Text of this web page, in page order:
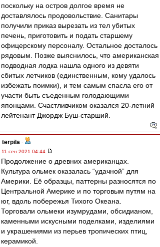
поскольку на остров долгое время не
доставлялось продовольствие. Санитары
получили приказ вырезать из тел убитых
печень, приготовить и подать старшему
офицерскому персоналу. Остальное досталось
рядовым. Позже выяснилось, что американская
подводная лодка нашла одного из девяти
сбитых летчиков (единственным, кому удалось
избежать поимки), и тем самым спасла его от
участи быть съеденным голодающими
японцами. Счастливчиком оказался 20-летний
лейтенант Джордж Буш-старший.
terpila -
11 сен 2021 04:44
Продолжение о древних американцах.
Культура ольмек оказалась “удачной” для
Америки. Её образцы, паттерны разносятся по
Центральной Америке и по торговым путям на
юг, вдоль побережья Тихого Океана.
Торговали ольмеки изумрудами, обсидианом,
каменными искусными поделками, изделиями
и украшениями из перьев тропических птиц,
керамикой.